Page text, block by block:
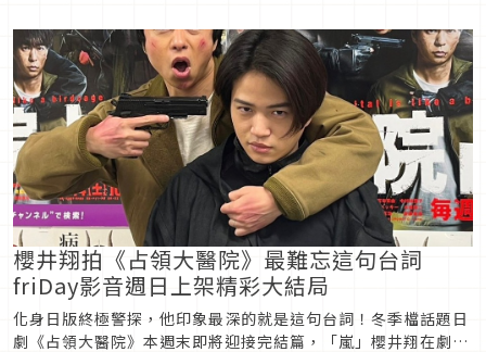
編劇實在太神了，忍...
櫻井翔拍《占領大醫院》最難忘這句台詞
friDay影音週日上架精彩大結局
化身日版終極警探，他印象最深的就是這句台詞！冬季檔話題日
劇《占領大醫院》本週末即將迎接完結篇，「嵐」櫻井翔在劇中